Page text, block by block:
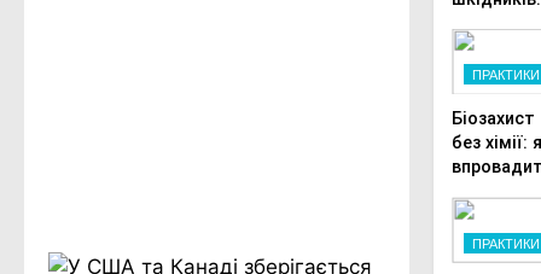
Link
Print
технології
захисту
врожаю в
малих
ПРАКТИКИ
Біозахист
без хімії:
у теплиці
ПРАКТИКИ